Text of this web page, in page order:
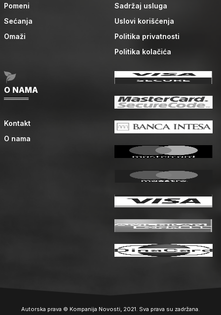
Pomeni
Sećanja
Omaži
Sadržaj usluga
Uslovi korišćenja
Politika privatnosti
Politika kolačića
O NAMA
Kontakt
O nama
Autorska prava © Kompanija Novosti, 2021. Sva prava su zadržana.